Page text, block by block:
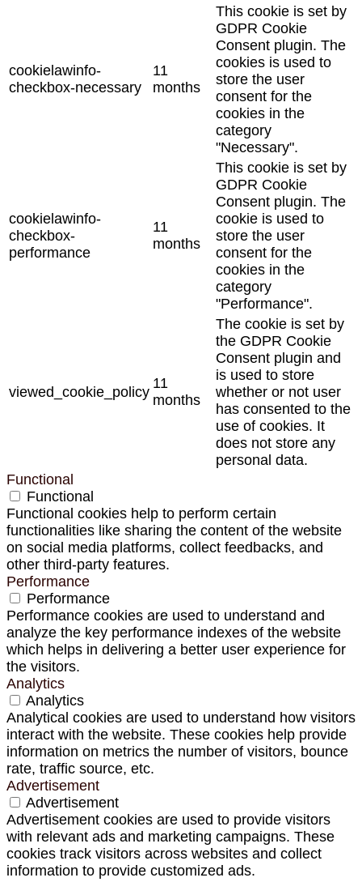
cookielawinfo-
checkbox-necessary
11
months
This cookie is set by
GDPR Cookie
Consent plugin. The
cookies is used to
store the user
consent for the
cookies in the
category
"Necessary".
cookielawinfo-
checkbox-
performance
11
months
This cookie is set by
GDPR Cookie
Consent plugin. The
cookie is used to
store the user
consent for the
cookies in the
category
"Performance".
viewed_cookie_policy
11
months
The cookie is set by
the GDPR Cookie
Consent plugin and
is used to store
whether or not user
has consented to the
use of cookies. It
does not store any
personal data.
Functional
Functional
Functional cookies help to perform certain
functionalities like sharing the content of the website
on social media platforms, collect feedbacks, and
other third-party features.
Performance
Performance
Performance cookies are used to understand and
analyze the key performance indexes of the website
which helps in delivering a better user experience for
the visitors.
Analytics
Analytics
Analytical cookies are used to understand how visitors
interact with the website. These cookies help provide
information on metrics the number of visitors, bounce
rate, traffic source, etc.
Advertisement
Advertisement
Advertisement cookies are used to provide visitors
with relevant ads and marketing campaigns. These
cookies track visitors across websites and collect
information to provide customized ads.